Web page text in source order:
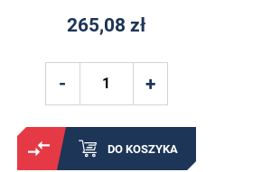
265,08 zł
DO KOSZYKA